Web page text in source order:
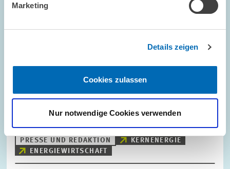
Marketing
Details zeigen
Cookies zulassen
Nur notwendige Cookies verwenden
Energiemix am deutschen Strommarkt -
Der beschlossene Ausstieg aus der Kernenergie und der
künftig zu einer deutlichen Veränderung des Energiemixes bei
der Stromerzeugung führen. Profitieren…
PRESSE UND REDAKTION
KERNENERGIE
ENERGIEWIRTSCHAFT